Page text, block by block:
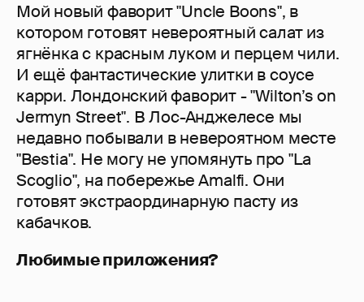
Мой новый фаворит "Uncle Boons", в
котором готовят невероятный салат из
ягнёнка с красным луком и перцем чили.
И ещё фантастические улитки в соусе
карри. Лондонский фаворит - "Wilton’s on
Jermyn Street". В Лос-Анджелесе мы
недавно побывали в невероятном месте
"Bestia". Не могу не упомянуть про "La
Scoglio", на побережье Amalfi. Они
готовят экстраординарную пасту из
кабачков.
Любимые приложения?